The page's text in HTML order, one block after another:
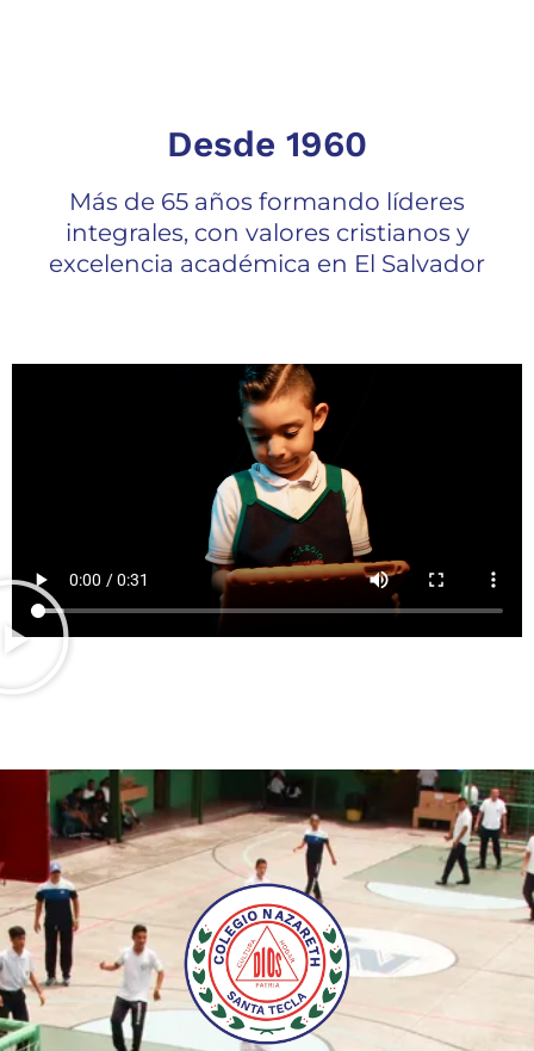
Desde 1960
Más de 65 años formando líderes
integrales, con valores cristianos y
excelencia académica en El Salvador